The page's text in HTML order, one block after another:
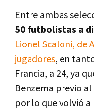
Entre ambas
50 futbolistas a
Lionel Scaloni, de
jugadores, en
Francia, a 24, ya
Benzema previo
por lo que volvió a